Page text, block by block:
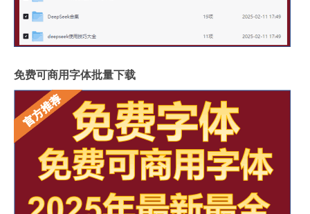
免费可商用字体批量下载